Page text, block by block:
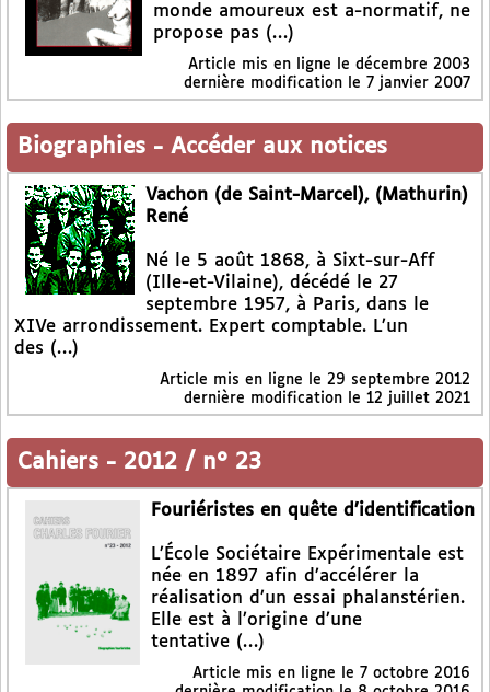
monde amoureux est a-normatif, ne
propose pas (…)
Article mis en ligne le décembre 2003
dernière modification le 7 janvier 2007
Biographies - Accéder aux notices
Vachon (de Saint-Marcel), (Mathurin)
René
Né le 5 août 1868, à Sixt-sur-Aff
(Ille-et-Vilaine), décédé le 27
septembre 1957, à Paris, dans le
XIVe arrondissement. Expert comptable. L’un
des (…)
Article mis en ligne le 29 septembre 2012
dernière modification le 12 juillet 2021
Cahiers - 2012 / n° 23
Fouriéristes en quête d’identification
L’École Sociétaire Expérimentale est
née en 1897 afin d’accélérer la
réalisation d’un essai phalanstérien.
Elle est à l’origine d’une
tentative (…)
Article mis en ligne le 7 octobre 2016